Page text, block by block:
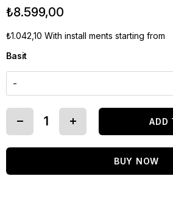
₺8.599,00
₺1.042,10 With install ments starting from
Basit